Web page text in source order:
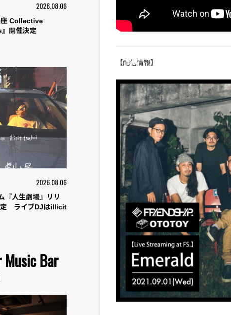
2026.08.06
座 Collective
開催決定
2026.08.06
『人生劇場』リリ
定 ライブDJはillicit
Bar
【配信情報】